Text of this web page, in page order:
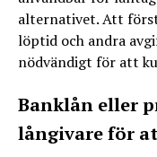
alternativet. Att
löptid och andra
nödvändigt för att
Banklån eller
långivare för